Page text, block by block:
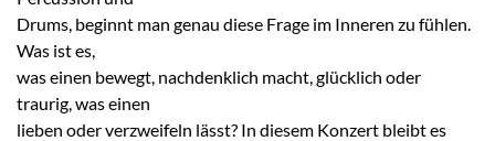
Drums, beginnt man genau diese Frage im Inneren zu fühlen.
Was ist es,
was einen bewegt, nachdenklich macht, glücklich oder
traurig, was einen
lieben oder verzweifeln lässt? In diesem Konzert bleibt es